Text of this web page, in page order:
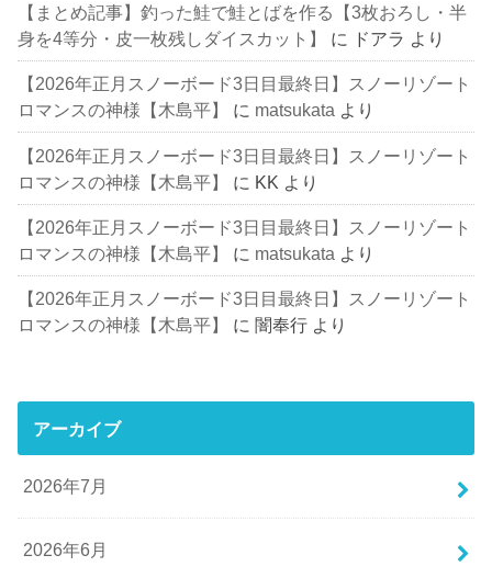
【まとめ記事】釣った鮭で鮭とばを作る【3枚おろし・半
身を4等分・皮一枚残しダイスカット】
に ドアラ より
【2026年正月スノーボード3日目最終日】スノーリゾート
ロマンスの神様【木島平】
に matsukata より
【2026年正月スノーボード3日目最終日】スノーリゾート
ロマンスの神様【木島平】
に KK より
【2026年正月スノーボード3日目最終日】スノーリゾート
ロマンスの神様【木島平】
に matsukata より
【2026年正月スノーボード3日目最終日】スノーリゾート
ロマンスの神様【木島平】
に 闇奉行 より
アーカイブ
2026年7月
2026年6月